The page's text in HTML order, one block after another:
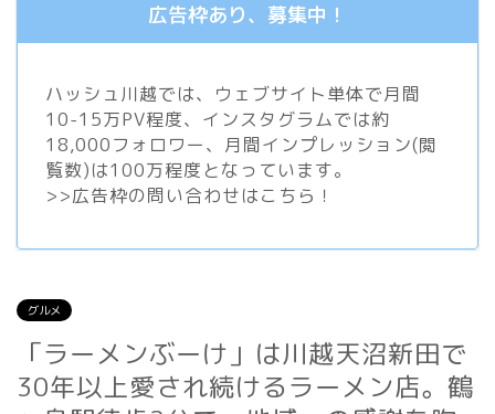
広告枠あり、募集中！
ハッシュ川越では、ウェブサイト単体で月間
10-15万PV程度、 インスタグラムでは約
18,000フォロワー、月間インプレッション(閲
覧数)は100万程度となっています。
>>広告枠の問い合わせはこちら！
グルメ
「ラーメンぶーけ」は川越天沼新田で
30年以上愛され続けるラーメン店。鶴